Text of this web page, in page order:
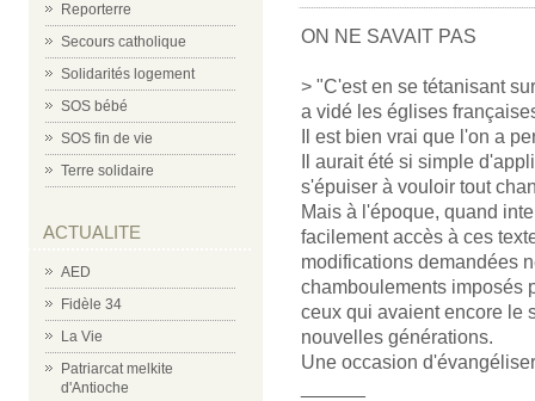
Reporterre
Secours catholique
Solidarités logement
SOS bébé
SOS fin de vie
Terre solidaire
ACTUALITE
AED
Fidèle 34
La Vie
Patriarcat melkite
d'Antioche
ON NE SAVAIT PAS
> "C'est en se tétanisant
a vidé les églises
Il est bien vrai que l'on a
Il aurait été si simple
s'épuiser à vouloir tout
Mais à l'époque, quand
facilement accès à ces
modifications demandées
chamboulements imposés
ceux qui avaient encore le
nouvelles générations.
Une occasion